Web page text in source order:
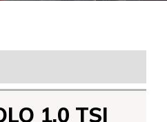
1.0 TSI